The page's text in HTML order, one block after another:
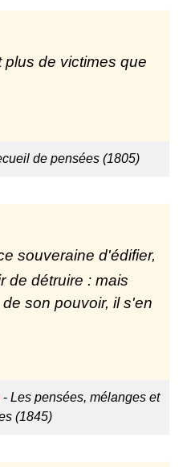
de victimes que
de pensées (1805)
souveraine d'édifier,
de détruire : mais
son pouvoir, il s'en
-Les pensées, mélanges et
(1845)